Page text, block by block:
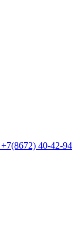
+7(8672) 40-42-94